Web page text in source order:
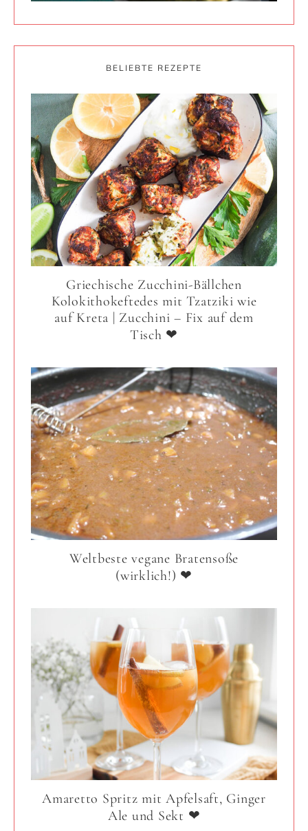
BELIEBTE REZEPTE
Griechische Zucchini-Bällchen
Kolokithokeftedes mit Tzatziki wie
auf Kreta | Zucchini – Fix auf dem
Tisch ❤
Weltbeste vegane Bratensoße
(wirklich!) ❤
Amaretto Spritz mit Apfelsaft, Ginger
Ale und Sekt ❤